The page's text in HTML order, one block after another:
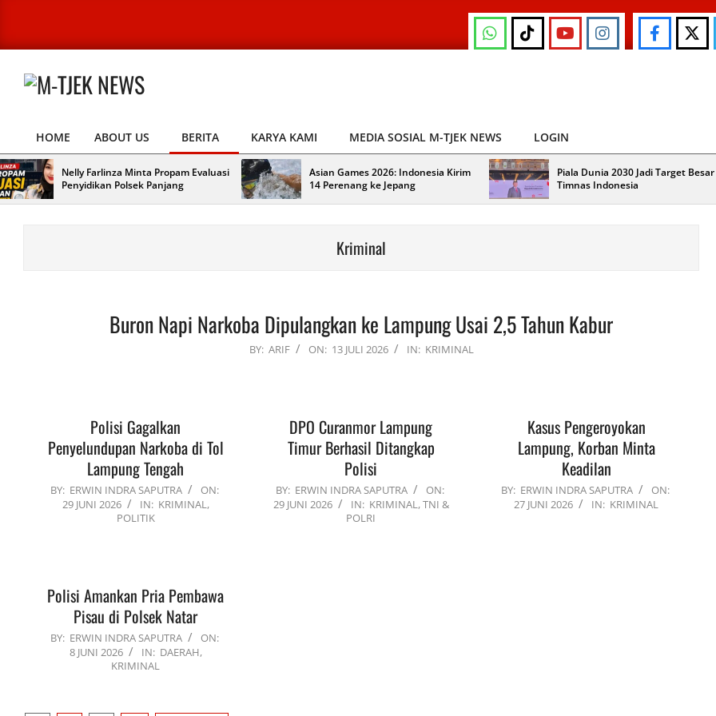
content
TJEK
NEWS
Primary
Navigation
Menu
HOME ABOUT US BERITA KARYA KAMI MEDIA SOSIAL M-TJEK NEWS LOGIN
Nelly Farlinza Minta Propam Evaluasi
Penyidikan Polsek Panjang
Asian Games 2026: Indonesia Kirim
14 Perenang ke Jepang
Piala Dunia 2030 Jadi Target Besar
Timnas Indonesia
Kriminal
Buron Napi Narkoba Dipulangkan ke Lampung Usai 2,5 Tahun Kabur
BY: ARIF ON: 13 JULI 2026 IN: KRIMINAL
Polisi Gagalkan
Penyelundupan Narkoba di Tol
Lampung Tengah
2026-
06-
BY: ERWIN INDRA SAPUTRA
ON:
29 JUNI 2026
IN: KRIMINAL,
POLITIK
DPO Curanmor Lampung
Timur Berhasil Ditangkap
Polisi
2026-
06-
BY: ERWIN INDRA SAPUTRA
ON:
29 JUNI 2026
IN: KRIMINAL,TNI &
POLRI
Kasus Pengeroyokan
Lampung, Korban Minta
Keadilan
2026-
06-
BY: ERWIN INDRA SAPUTRA
ON:
27 JUNI 2026
IN: KRIMINAL
Polisi Amankan Pria Pembawa
Pisau di Polsek Natar
2026-
BY: ERWIN INDRA SAPUTRA
ON:
8 JUNI 2026
IN: DAERAH,
KRIMINAL